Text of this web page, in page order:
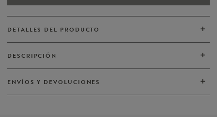
VER TODOS
DETALLES DEL PRODUCTO
DESCRIPCIÓN
ENVÍOS Y DEVOLUCIONES